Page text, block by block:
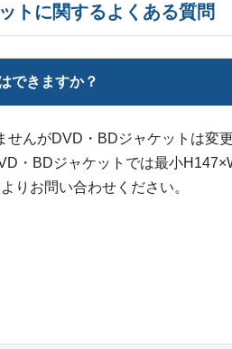
トに関するよくある質問
できますか？
せんがDVD・BDジャケットは変
・BDジャケットでは最小
りお問い合わせください。